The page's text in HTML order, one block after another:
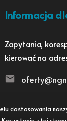
Informacja
Zapytania,
kierować na
dostosowania